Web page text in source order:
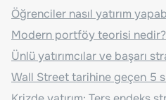
Öğrenciler nasıl yatırım
Modern portföy teorisi nedir?
Ünlü yatırımcılar ve başarı
Wall Street tarihine geçen 5